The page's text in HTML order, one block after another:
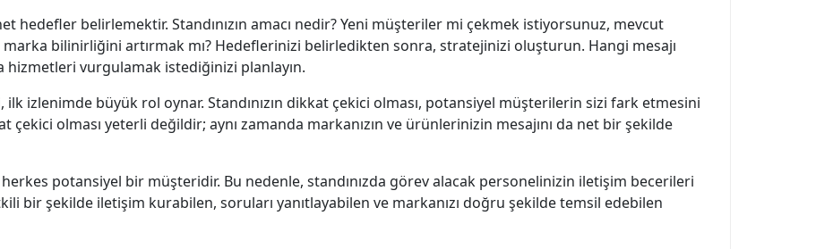
hedefler belirlemektir. Standınızın amacı nedir? Yeni müşteriler mi çekmek istiyorsunuz, mevcut
bilinirliğini artırmak mı? Hedeflerinizi belirledikten sonra, stratejinizi oluşturun. Hangi mesajı
vurgulamak istediğinizi planlayın.
ilk izlenimde büyük rol oynar. Standınızın dikkat çekici olması, potansiyel müşterilerin sizi fark etmesini
çekici olması yeterli değildir; aynı zamanda markanızın ve ürünlerinizin mesajını da net bir şekilde
herkes potansiyel bir müşteridir. Bu nedenle, standınızda görev alacak personelinizin iletişim becerileri
bir şekilde iletişim kurabilen, soruları yanıtlayabilen ve markanızı doğru şekilde temsil edebilen